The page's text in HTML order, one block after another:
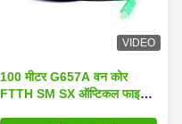
VIDEO
100 मीटर G657A वन कोर
FTTH SM SX ऑप्टिकल फाइबर